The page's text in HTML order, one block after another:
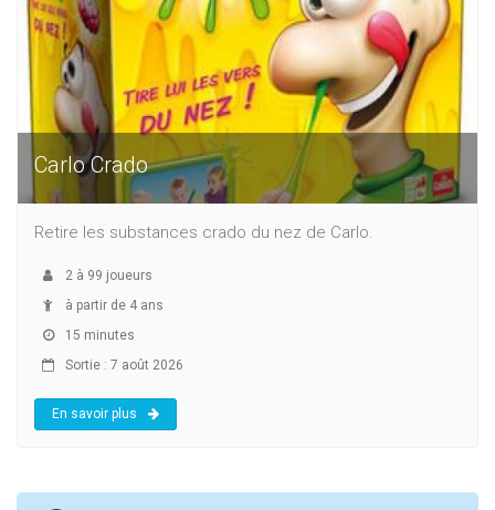
Carlo Crado
Retire les substances crado du nez de Carlo.
2 à 99 joueurs
à partir de 4 ans
15 minutes
Sortie : 7 août 2026
En savoir plus